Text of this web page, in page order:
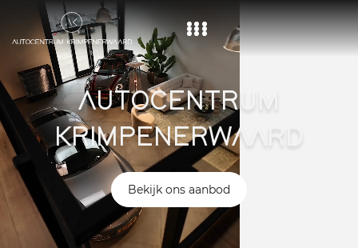
Home
Aanbod
Diensten
Over ons
Vacature
Contact
AUTOCENTRUM
KRIMPENERWAARD
Bekijk ons aanbod